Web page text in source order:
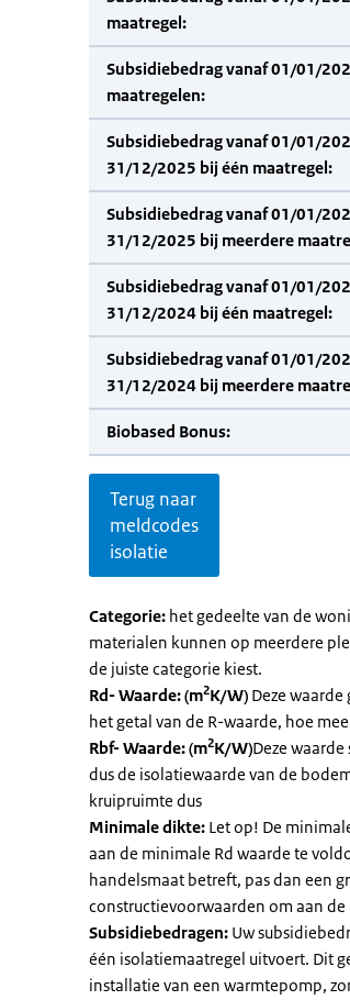
maatregel:
Subsidiebedrag vanaf 01/01/
maatregelen:
Subsidiebedrag vanaf 01/01/
31/12/2025 bij één maatregel:
Subsidiebedrag vanaf 01/01/
31/12/2025 bij meerdere
Subsidiebedrag vanaf 01/01/
31/12/2024 bij één maatregel:
Subsidiebedrag vanaf 01/01/
31/12/2024 bij meerdere
Biobased Bonus:
Terug naar
meldcodes
isolatie
Categorie: het gedeelte van de
materialen kunnen op meerdere
de juiste categorie kiest.
Rd- Waarde: (m2K/W) Deze
het getal van de R-waarde, hoe
Rbf- Waarde: (m2K/W)Deze
dus de isolatiewaarde van de
kruipruimte dus
Minimale dikte: Let op! De
aan de minimale Rd waarde te
handelsmaat betreft, pas dan een
constructievoorwaarden om aan
Subsidiebedragen: Uw
één isolatiemaatregel uitvoert. Dit
installatie van een warmtepomp,